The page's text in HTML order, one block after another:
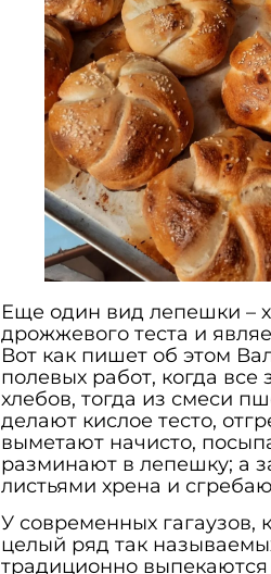
Еще один вид лепешки –
дрожжевого теста и
Вот как пишет об этом
полевых работ, когда
хлебов, тогда из смеси
делают кислое тесто,
выметают начисто,
разминают в лепешку; а
листьями хрена и
У современных гагаузов,
целый ряд так
традиционно